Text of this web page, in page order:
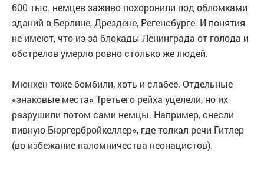
600 тыс. немцев заживо похоронили под обломками
зданий в Берлине, Дрездене, Регенсбурге. И понятия
не имеют, что из-за блокады Ленинграда от голода и
обстрелов умерло ровно столько же людей.
Мюнхен тоже бомбили, хоть и слабее. Отдельные
«знаковые места» Третьего рейха уцелели, но их
разрушили потом сами немцы. Например, снесли
пивную Бюргербройкеллер», где толкал речи Гитлер
(во избежание паломничества неонацистов).